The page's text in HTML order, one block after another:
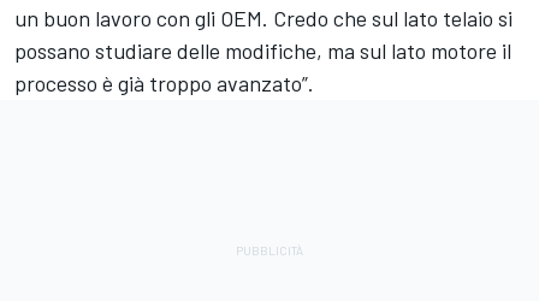
un buon lavoro con gli OEM. Credo che sul lato telaio si
possano studiare delle modifiche, ma sul lato motore il
processo è già troppo avanzato”.